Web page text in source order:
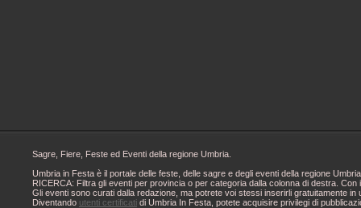
Sagre, Fiere, Feste ed Eventi della regione Umbria.
Umbria in Festa è il portale delle feste, delle sagre e degli eventi della regione
RICERCA: Filtra gli eventi per provincia o per categoria dalla colonna di destra.
Gli eventi sono curati dalla redazione, ma potrete voi stessi inserirli gratuitamente
Diventando utenti certificati di Umbria In Festa, potete acquisire privilegi di